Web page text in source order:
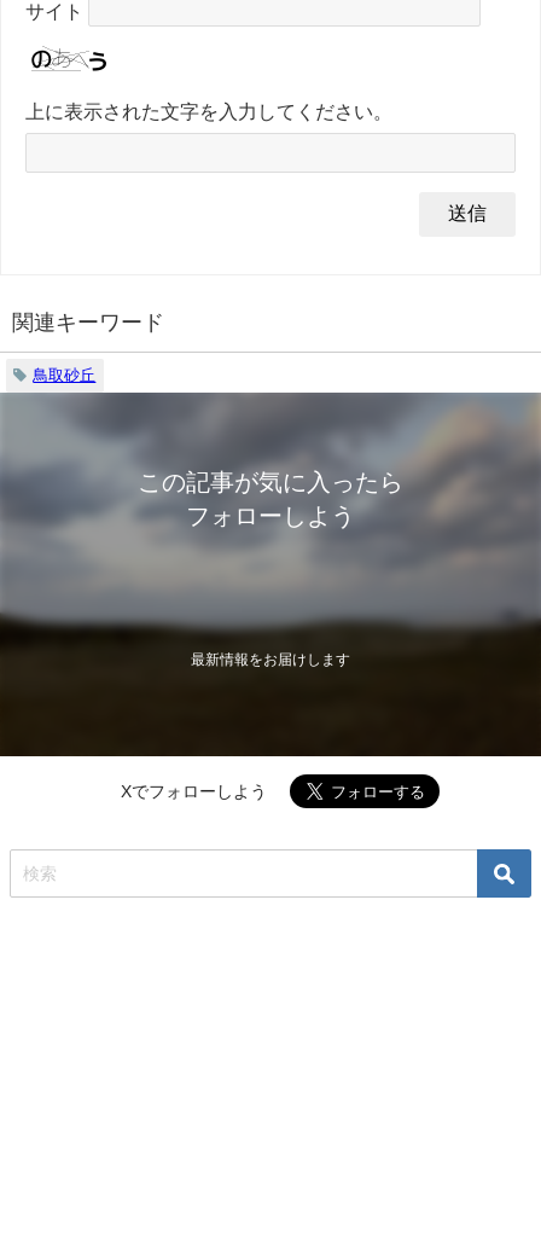
サイト
上に表示された文字を入力してください。
関連キーワード
鳥取砂丘
この記事が気に入ったら
フォローしよう
最新情報をお届けします
Xでフォローしよう